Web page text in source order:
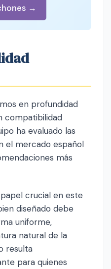
→
en profundidad
compatibilidad
ha evaluado las
el mercado español
más
crucial en este
diseñado debe
uniforme,
natural de la
resulta
para quienes